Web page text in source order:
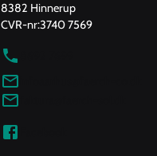
8382 Hinnerup
CVR-nr:3740 7569